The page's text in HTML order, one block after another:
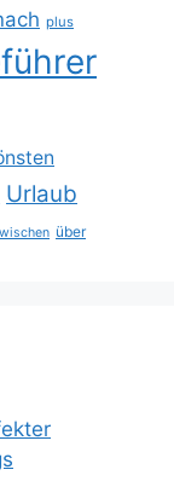
plus
Urlaub
über